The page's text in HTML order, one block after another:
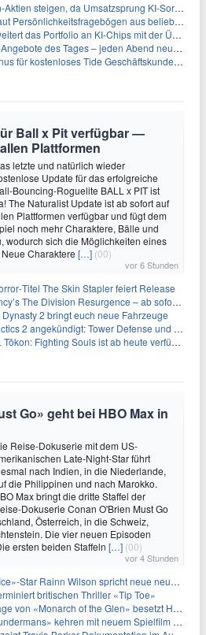
steigen, da Umsatzsprung KI-Sorgen dämpft
aus beliebigen Texten und sagt Antworten voraus
das Portfolio an KI-Chips mit der Übernahme von Taalas
des Tages – jeden Abend neue Deals zum Stöbern
für kostenloses Tide Geschäftskundenkonto
Ball x Pit verfügbar —
Plattformen
letzte und natürlich wieder
Update für das erfolgreiche
Bouncing-Roguelite BALL x PIT ist
The Naturalist Update ist ab sofort auf
Plattformen verfügbar und fügt dem
noch mehr Charaktere, Bälle und
wodurch sich die Möglichkeiten eines
Charaktere […] (00)
vor 6 Stunden
The Skin Stapler feiert Release
The Division Resurgence – ab sofort für euch verfügbar
Dynasty 2 bringt euch neue Fahrzeuge
angekündigt: Tower Defense und Deckbuilding Kombo kehrt zurück
Fighting Souls ist ab heute verfügbar
Go» geht bei HBO Max in
Reise-Dokuserie mit dem US-
Late-Night-Star führt
nach Indien, in die Niederlande,
die Philippinen und nach Marokko.
Max bringt die dritte Staffel der
Dokuserie Conan O'Brien Must Go
Österreich, in die Schweiz,
Die vier neuen Episoden
ersten beiden Staffeln […] (00)
vor 4 Stunden
Rainn Wilson spricht neue neuseeländische Serie «Settling»
britischen Thriller «Tip Toe»
von «Monarch of the Glen» besetzt Hauptrollen
kehren mit neuem Spielfilm zurück